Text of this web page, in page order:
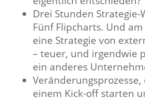
Drei Stunden Strategie-
Fünf Flipcharts. Und
eine Strategie von
– teuer, und irgendwie
ein anderes
einem Kick-off starten